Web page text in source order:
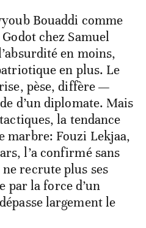
Bouaddi comme
chez Samuel
en moins,
en plus. Le
pèse, diffère —
d’un diplomate. Mais
la tendance
marbre: Fouzi Lekjaa,
l’a confirmé sans
recrute plus ses
par la force d’un
largement le